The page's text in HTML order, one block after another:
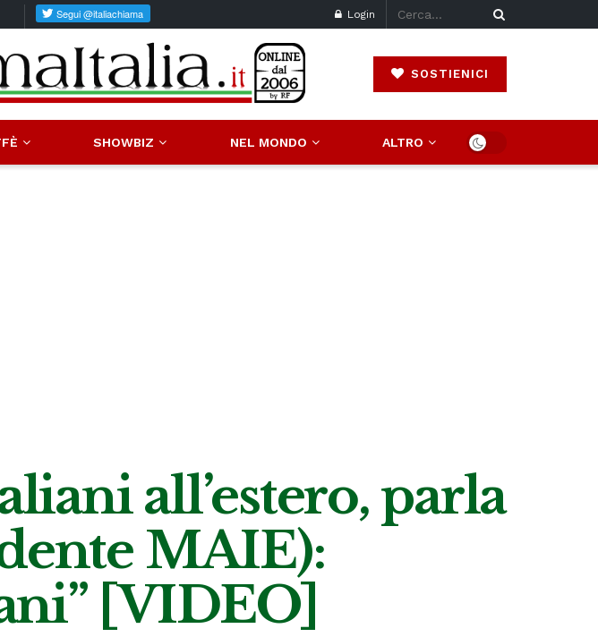
Login
SOSTIENICI
SHOWBIZ NEL MONDO ALTRO
all’estero, parla
MAIE):
[VIDEO]